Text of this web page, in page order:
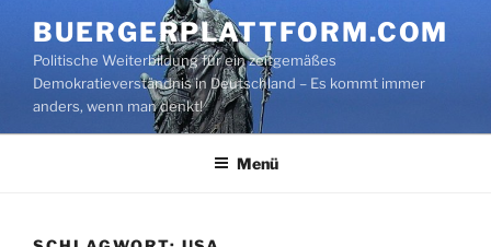
Inhalt
springen
BUERGERPLATTFORM.COM
Politische Weiterbildung für ein zeitgemäßes
Demokratieverständnis in Deutschland – Es kommt immer
anders, wenn man denkt!
Menü